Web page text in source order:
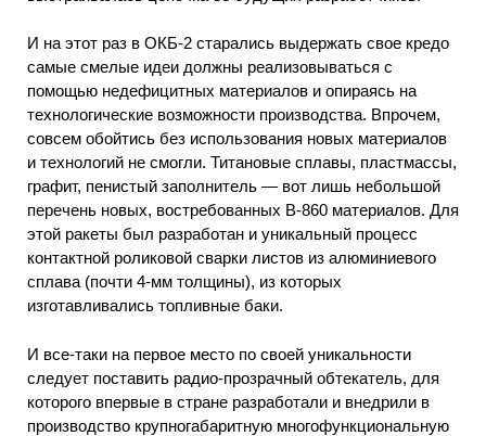
И на этот раз в ОКБ-2 старались выдержать свое кредо
самые смелые идеи должны реализовываться с
помощью недефицитных материалов и опираясь на
технологические возможности производства. Впрочем,
совсем обойтись без использования новых материалов
и технологий не смогли. Титановые сплавы, пластмассы,
графит, пенистый заполнитель — вот лишь небольшой
перечень новых, востребованных В-860 материалов. Для
этой ракеты был разработан и уникальный процесс
контактной роликовой сварки листов из алюминиевого
сплава (почти 4-мм толщины), из которых
изготавливались топливные баки.
И все-таки на первое место по своей уникальности
следует поставить радио-прозрачный обтекатель, для
которого впервые в стране разработали и внедрили в
производство крупногабаритную многофункциональную